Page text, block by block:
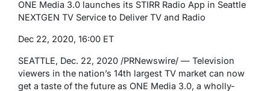
ONE Media 3.0 launches its STIRR Radio App in Seattle
NEXTGEN TV Service to Deliver TV and Radio
Dec 22, 2020, 16:00 ET
SEATTLE, Dec. 22, 2020 /PRNewswire/ — Television
viewers in the nation’s 14th largest TV market can now
get a taste of the future as ONE Media 3.0, a wholly-